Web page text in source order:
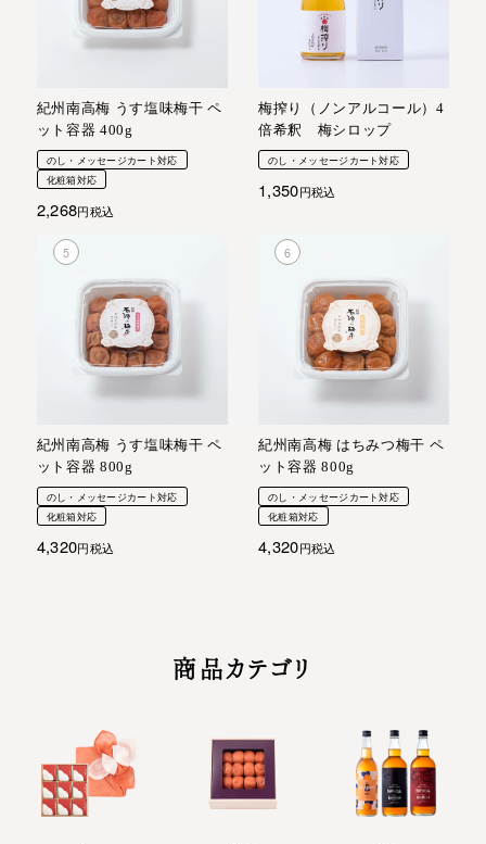
紀州南高梅 うす塩味梅干 ペ
ット容器 400g
のし・メッセージカート対応
化粧箱対応
2,268 税込
梅搾り（ノンアルコール）4
倍希釈 梅シロップ
のし・メッセージカート対応
1,350 税込
紀州南高梅 うす塩味梅干 ペ
ット容器 800g
のし・メッセージカート対応
化粧箱対応
4,320 税込
紀州南高梅 はちみつ梅干 ペ
ット容器 800g
のし・メッセージカート対応
化粧箱対応
4,320 税込
商品カテゴリ